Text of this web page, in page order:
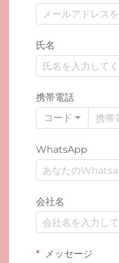
氏名
携帯電話
コード
WhatsApp
会社名
メッセージ